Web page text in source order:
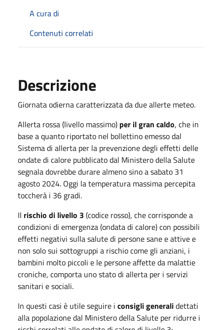
A cura di
Contenuti correlati
Descrizione
Giornata odierna caratterizzata da due allerte meteo.
Allerta rossa (livello massimo) per il gran caldo, che in
base a quanto riportato nel bollettino emesso dal
Sistema di allerta per la prevenzione degli effetti delle
ondate di calore pubblicato dal Ministero della Salute
segnala dovrebbe durare almeno sino a sabato 31
agosto 2024. Oggi la temperatura massima percepita
toccherà i 36 gradi.
Il rischio di livello 3 (codice rosso), che corrisponde a
condizioni di emergenza (ondata di calore) con possibili
effetti negativi sulla salute di persone sane e attive e
non solo sui sottogruppi a rischio come gli anziani, i
bambini molto piccoli e le persone affette da malattie
croniche, comporta uno stato di allerta per i servizi
sanitari e sociali.
In questi casi è utile seguire i consigli generalidettati
alla popolazione dal Ministero della Salute per ridurre i